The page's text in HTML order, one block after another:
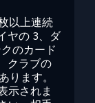
以上連続
ヤの 3、ダ
のカード
クラブの
ります。
示されま